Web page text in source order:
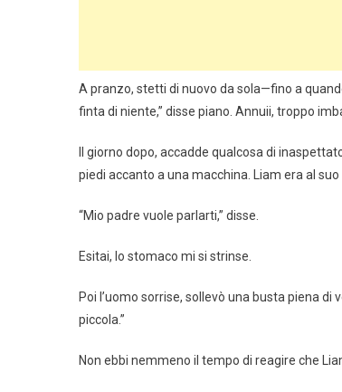
A pranzo, stetti di nuovo da sola—fino a
finta di niente,” disse piano. Annuii, troppo
Il giorno dopo, accadde qualcosa di
piedi accanto a una macchina. Liam era al
“Mio padre vuole parlarti,” disse.
Esitai, lo stomaco mi si strinse.
Poi l’uomo sorrise, sollevò una busta piena
piccola.”
Non ebbi nemmeno il tempo di reagire che